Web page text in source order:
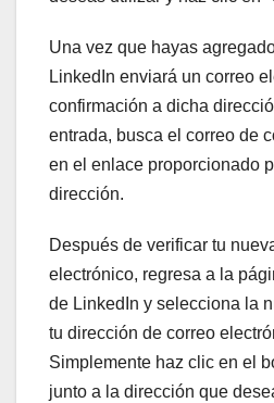
Una vez que hayas
LinkedIn enviará un correo
confirmación a dicha
entrada, busca el correo de
en el enlace proporcionado
dirección.
Después de verificar tu
electrónico, regresa a la
de LinkedIn y selecciona la
tu dirección de correo
Simplemente haz clic en el
junto a la dirección que